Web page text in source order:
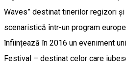
Waves” destinat tinerilor regizori
scenaristică într-un program
înființează în 2016 un eveniment
Festival – destinat celor care